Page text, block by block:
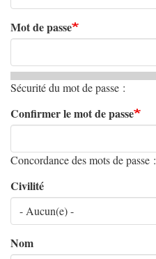
Mot de passe
Sécurité du mot de passe :
Confirmer le mot de passe
Concordance des mots de passe :
Civilité
Nom